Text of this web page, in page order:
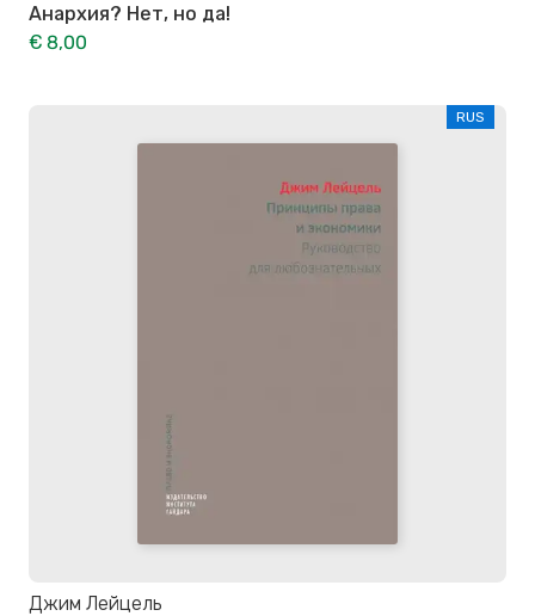
Анархия? Нет, но да!
€ 8,00
RUS
Джим Лейцель